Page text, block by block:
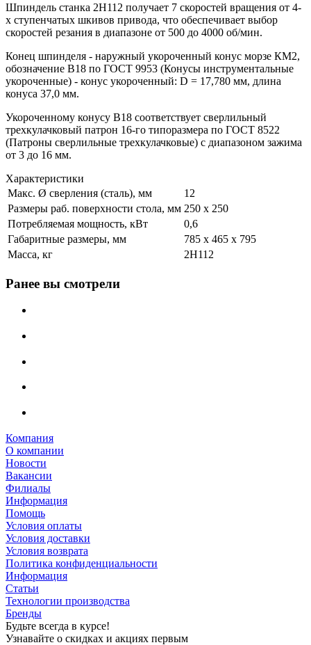
Шпиндель станка 2Н112 получает 7 скоростей вращения от 4-
х ступенчатых шкивов привода, что обеспечивает выбор
скоростей резания в диапазоне от 500 до 4000 об/мин.
Конец шпинделя - наружный укороченный конус морзе КМ2,
обозначение В18 по ГОСТ 9953 (Конусы инструментальные
укороченные) - конус укороченный: D = 17,780 мм, длина
конуса 37,0 мм.
Укороченному конусу В18 соответствует сверлильный
трехкулачковый патрон 16-го типоразмера по ГОСТ 8522
(Патроны сверлильные трехкулачковые) с диапазоном зажима
от 3 до 16 мм.
Характеристики
Макс. Ø сверления (сталь), мм
12
Размеры раб. поверхности стола, мм 250 х 250
Потребляемая мощность, кВт
0,6
Габаритные размеры, мм
785 х 465 х 795
Масса, кг
2Н112
Ранее вы смотрели
Компания
О компании
Новости
Вакансии
Филиалы
Информация
Помощь
Условия оплаты
Условия доставки
Условия возврата
Политика конфиденциальности
Информация
Статьи
Технологии производства
Бренды
Будьте всегда в курсе!
Узнавайте о скидках и акциях первым